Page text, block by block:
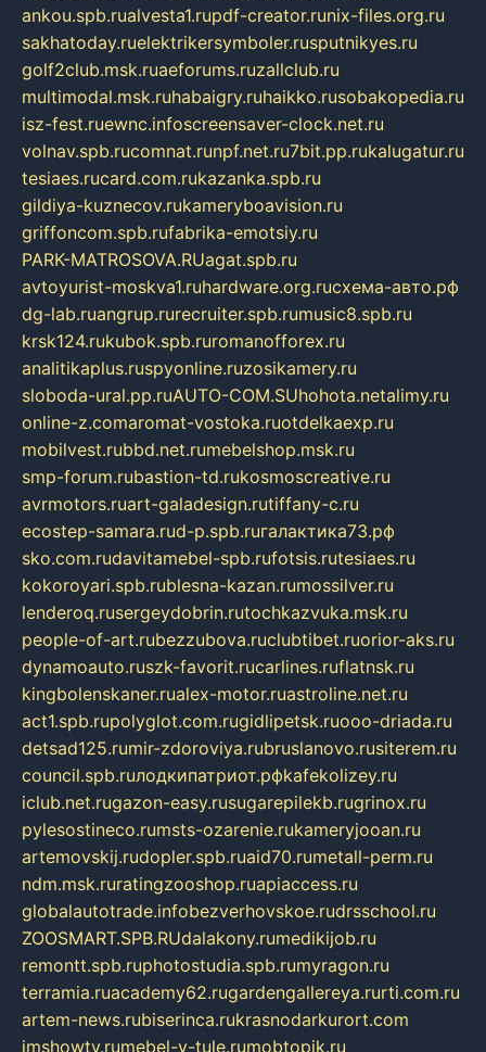
ankou.spb.rualvesta1.rupdf-creator.runix-files.org.ru
sakhatoday.ruelektrikersymboler.rusputnikyes.ru
golf2club.msk.ruaeforums.ruzallclub.ru
multimodal.msk.ruhabaigry.ruhaikko.rusobakopedia.ru
isz-fest.ruewnc.infoscreensaver-clock.net.ru
volnav.spb.rucomnat.runpf.net.ru7bit.pp.rukalugatur.ru
tesiaes.rucard.com.rukazanka.spb.ru
gildiya-kuznecov.rukameryboavision.ru
griffoncom.spb.rufabrika-emotsiy.ru
PARK-MATROSOVA.RUagat.spb.ru
avtoyurist-moskva1.ruhardware.org.ruсхема-авто.рф
dg-lab.ruangrup.rurecruiter.spb.rumusic8.spb.ru
krsk124.rukubok.spb.ruromanofforex.ru
analitikaplus.ruspyonline.ruzosikamery.ru
sloboda-ural.pp.ruAUTO-COM.SUhohota.netalimy.ru
online-z.comaromat-vostoka.ruotdelkaexp.ru
mobilvest.rubbd.net.rumebelshop.msk.ru
smp-forum.rubastion-td.rukosmoscreative.ru
avrmotors.ruart-galadesign.rutiffany-c.ru
ecostep-samara.rud-p.spb.ruгалактика73.рф
sko.com.rudavitamebel-spb.rufotsis.rutesiaes.ru
kokoroyari.spb.rublesna-kazan.rumossilver.ru
lenderoq.rusergeydobrin.rutochkazvuka.msk.ru
people-of-art.rubezzubova.ruclubtibet.ruorior-aks.ru
dynamoauto.ruszk-favorit.rucarlines.ruflatnsk.ru
kingbolenskaner.rualex-motor.ruastroline.net.ru
act1.spb.rupolyglot.com.rugidlipetsk.ruooo-driada.ru
detsad125.rumir-zdoroviya.rubruslanovo.rusiterem.ru
council.spb.ruлодкипатриот.рфkafekolizey.ru
iclub.net.rugazon-easy.rusugarepilekb.rugrinox.ru
pylesostineco.rumsts-ozarenie.rukameryjooan.ru
artemovskij.rudopler.spb.ruaid70.rumetall-perm.ru
ndm.msk.ruratingzooshop.ruapiaccess.ru
globalautotrade.infobezverhovskoe.rudrsschool.ru
ZOOSMART.SPB.RUdalakony.rumedikijob.ru
remontt.spb.ruphotostudia.spb.rumyragon.ru
terramia.ruacademy62.rugardengallereya.rurti.com.ru
artem-news.rubiserinca.rukrasnodarkurort.com
imshowtv.rumebel-v-tule.rumobtopik.ru